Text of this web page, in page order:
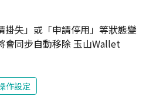
掛失」或「申請停用」等狀態變
會同步自動移除 玉山Wallet
作設定